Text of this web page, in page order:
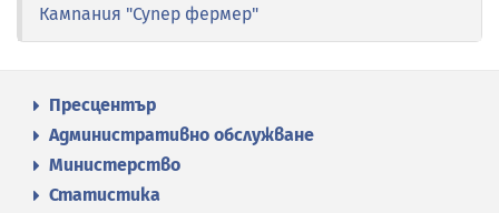
Кампания "Супер фермер"
Пресцентър
Административно обслужване
Министерство
Статистика